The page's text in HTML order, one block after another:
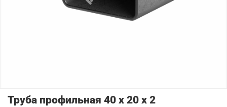
Труба профильная 40 х 20 х 2